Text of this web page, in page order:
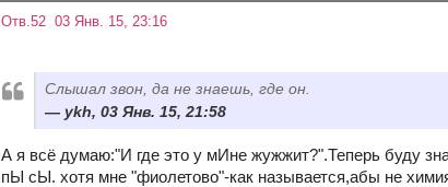
Отв.52 03 Янв. 15, 23:16
Слышал звон, да не знаешь, где он.
ykh, 03 Янв. 15, 21:58
А я всё думаю:"И где это у мИне жужжит?".Теперь буду
пЫ сЫ. хотя мне "фиолетово"-как называется,абы не